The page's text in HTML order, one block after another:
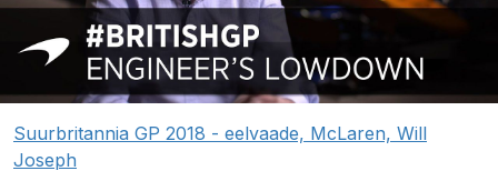
Suurbritannia GP 2018 - eelvaade, McLaren, Will
Joseph